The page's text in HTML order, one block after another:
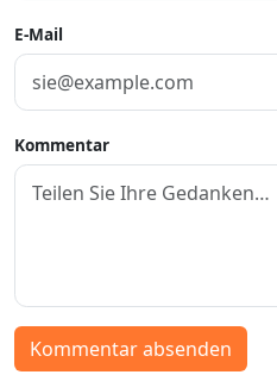
E-Mail
Kommentar
Kommentar absenden